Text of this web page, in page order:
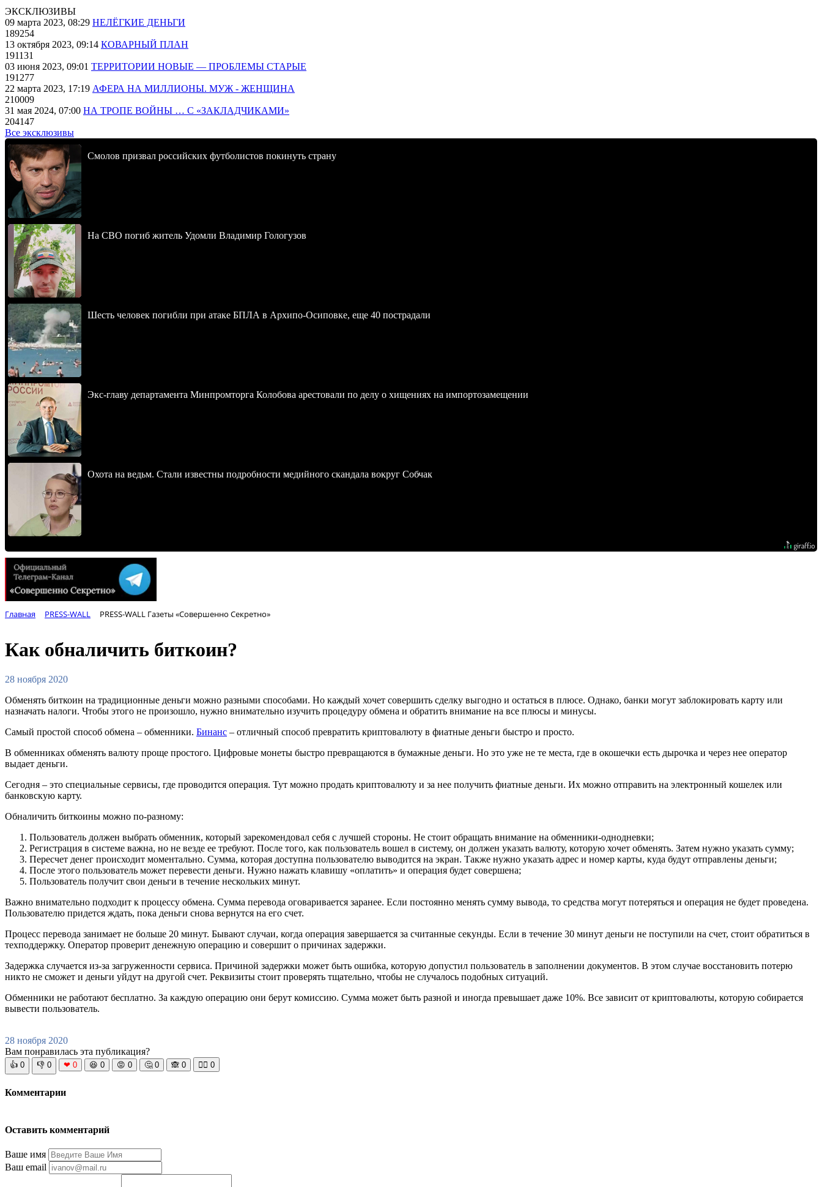
ЭКСКЛЮЗИВЫ
09 марта 2023, 08:29 НЕЛЁГКИЕ ДЕНЬГИ
189254
13 октября 2023, 09:14 КОВАРНЫЙ ПЛАН
191131
03 июня 2023, 09:01 ТЕРРИТОРИИ НОВЫЕ — ПРОБЛЕМЫ СТАРЫЕ
191277
22 марта 2023, 17:19 АФЕРА НА МИЛЛИОНЫ. МУЖ - ЖЕНЩИНА
210009
31 мая 2024, 07:00 НА ТРОПЕ ВОЙНЫ … С «ЗАКЛАДЧИКАМИ»
204147
Все эксклюзивы
Смолов призвал российских футболистов покинуть страну
На СВО погиб житель Удомли Владимир Гологузов
Шесть человек погибли при атаке БПЛА в Архипо-Осиповке, еще 40 пострадали
Экс-главу департамента Минпромторга Колобова арестовали по делу о хищениях на импортозамещении
Охота на ведьм. Стали известны подробности медийного скандала вокруг Собчак
Главная PRESS-WALL PRESS-WALL Газеты «Совершенно Секретно»
Как обналичить биткоин?
28 ноября 2020
Обменять биткоин на традиционные деньги можно разными способами. Но каждый хочет совершить сделку выгодно и остаться в плюсе. Однако, банки могут заблокировать карту или
назначать налоги. Чтобы этого не произошло, нужно внимательно изучить процедуру обмена и обратить внимание на все плюсы и минусы.
Самый простой способ обмена – обменники. Бинанс – отличный способ превратить криптовалюту в фиатные деньги быстро и просто.
В обменниках обменять валюту проще простого. Цифровые монеты быстро превращаются в бумажные деньги. Но это уже не те места, где в окошечки есть дырочка и через нее оператор
выдает деньги.
Сегодня – это специальные сервисы, где проводится операция. Тут можно продать криптовалюту и за нее получить фиатные деньги. Их можно отправить на электронный кошелек или
банковскую карту.
Обналичить биткоины можно по-разному:
Пользователь должен выбрать обменник, который зарекомендовал себя с лучшей стороны. Не стоит обращать внимание на обменники-однодневки;
Регистрация в системе важна, но не везде ее требуют. После того, как пользователь вошел в систему, он должен указать валюту, которую хочет обменять. Затем нужно указать сумму;
Пересчет денег происходит моментально. Сумма, которая доступна пользователю выводится на экран. Также нужно указать адрес и номер карты, куда будут отправлены деньги;
После этого пользователь может перевести деньги. Нужно нажать клавишу «оплатить» и операция будет совершена;
Пользователь получит свои деньги в течение нескольких минут.
Важно внимательно подходит к процессу обмена. Сумма перевода оговаривается заранее. Если постоянно менять сумму вывода, то средства могут потеряться и операция не будет проведена.
Пользователю придется ждать, пока деньги снова вернутся на его счет.
Процесс перевода занимает не больше 20 минут. Бывают случаи, когда операция завершается за считанные секунды. Если в течение 30 минут деньги не поступили на счет, стоит обратиться в
техподдержку. Оператор проверит денежную операцию и совершит о причинах задержки.
Задержка случается из-за загруженности сервиса. Причиной задержки может быть ошибка, которую допустил пользователь в заполнении документов. В этом случае восстановить потерю
никто не сможет и деньги уйдут на другой счет. Реквизиты стоит проверять тщательно, чтобы не случалось подобных ситуаций.
Обменники не работают бесплатно. За каждую операцию они берут комиссию. Сумма может быть разной и иногда превышает даже 10%. Все зависит от криптовалюты, которую собирается
вывести пользователь.
28 ноября 2020
Вам понравилась эта публикация?
👍 0 👎 0 ❤ 0 😆 0 😡 0 🤔 0 🙈 0 🧘‍♀️ 0
Комментарии
Оставить комментарий
Ваше имя
Ваш email